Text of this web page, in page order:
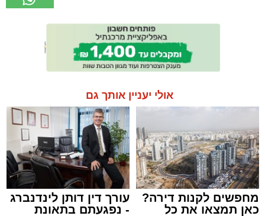
אולי יעניין אותך גם
מחפשים לקנות דירה?
כאן תמצאו את כל
עורך דין דותן לינדנברג
- נפגעתם בתאונת